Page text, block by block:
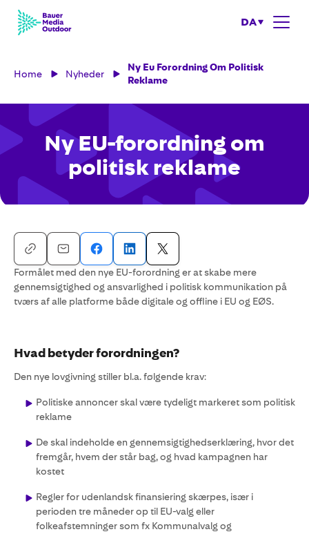
DA
Home Nyheder
Ny Eu Forordning Om Politisk
Reklame
Ny EU-forordning om
politisk reklame
Formålet med den nye EU-forordning er at skabe mere
gennemsigtighed og ansvarlighed i politisk kommunikation på
tværs af alle platforme både digitale og offline i EU og EØS.
Hvad betyder forordningen?
Den nye lovgivning stiller bl.a. følgende krav:
Politiske annoncer skal være tydeligt markeret som politisk
reklame
De skal indeholde en gennemsigtighedserklæring, hvor det
fremgår, hvem der står bag, og hvad kampagnen har
kostet
Regler for udenlandsk finansiering skærpes, især i
perioden tre måneder op til EU-valg eller
folkeafstemninger som fx Kommunalvalg og